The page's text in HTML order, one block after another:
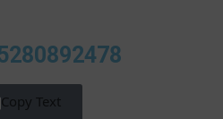
Copy Text